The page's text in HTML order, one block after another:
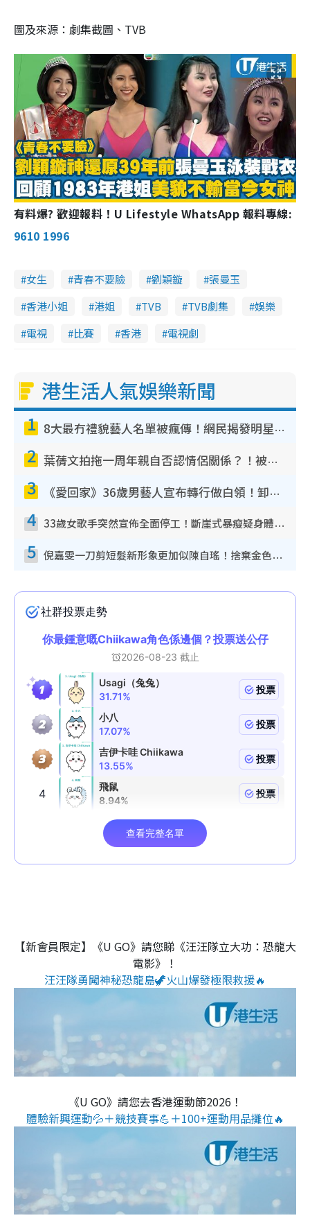
圖及來源：劇集截圖、TVB
有料爆? 歡迎報料！U Lifestyle WhatsApp 報料專線:
9610 1996
女生 青春不要臉 劉穎鏇
張曼玉
香港小姐
港姐 TVB TVB劇集
娛樂
電視
比賽 香港 電視劇
港生活人氣娛樂新聞
1 8大最冇禮貌藝人名單被瘋傳！網民揭發明星真面目 一致數臭呢位係無品天花板？
2 葉蒨文拍拖一周年親自否認情侶關係？！被質疑感情造假竟稱GM「普通同事」
3 《愛回家》36歲男藝人宣布轉行做白領！卸下藝人身份回歸素人平淡生活
4 33歲女歌手突然宣佈全面停工！斷崖式暴瘦疑身體亮紅燈！聲明曝︰將暫時淡出
5 倪嘉雯一刀剪短髮新形象更加似陳自瑤！捨棄金色長髮造型氣質大變超驚喜
【新會員限定】《U GO》請您睇《汪汪隊立大功：恐龍大
電影》！
汪汪隊勇闖神秘恐龍島🦖火山爆發極限救援🔥
《U GO》請您去香港運動節2026！
體驗新興運動💦＋競技賽事💪＋100+運動用品攤位🔥